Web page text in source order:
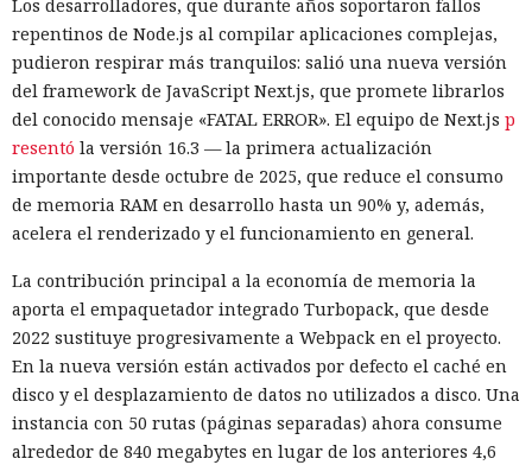
todos los navegadores con IA probados, Atlas contaba con
más barreras de seguridad, pero aun así consiguieron
sortearlas. Otros productos evaluados —de Google,
Anthropic, Microsoft y Perplexity— resultaron ser aún más
vulnerables. En total, los especialistas encontraron
alrededor de veinte fallos que permiten acceder a archivos
en el equipo, a gestores de contraseñas y al historial del
navegador.
compañía confirmó que luego reforzó la protección de Atlas
y que aplicó las mismas medidas a las funciones de
navegador en la aplicación ChatGPT. La propia compañía
dejará de mantener Atlas el 9 de agosto. Como alternativa,
OpenAIofrece a los usuarios la aplicación de escritorio
ChatGPT o la extensión para Chrome.
Los desarrolladores, que durante años soportaron fallos
repentinos de Node.js al compilar aplicaciones complejas,
pudieron respirar más tranquilos: salió una nueva versión
del framework de JavaScript Next.js, que promete librarlos
del conocido mensaje «FATAL ERROR». El equipo de Next.js p
resentó la versión 16.3 — la primera actualización
importante desde octubre de 2025, que reduce el consumo
de memoria RAM en desarrollo hasta un 90% y, además,
acelera el renderizado y el funcionamiento en general.
La contribución principal a la economía de memoria la
aporta el empaquetador integrado Turbopack, que desde
2022 sustituye progresivamente a Webpack en el proyecto.
En la nueva versión están activados por defecto el caché en
disco y el desplazamiento de datos no utilizados a disco. Una
instancia con 50 rutas (páginas separadas) ahora consume
alrededor de 840 megabytes en lugar de los anteriores 4,6